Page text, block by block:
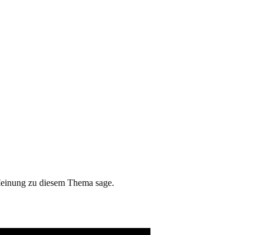
zu diesem Thema sage.